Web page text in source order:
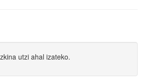
utzi ahal izateko.